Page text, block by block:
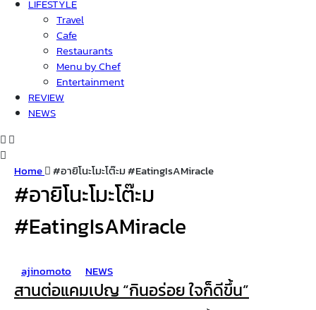
LIFESTYLE
Travel
Cafe
Restaurants
Menu by Chef
Entertainment
REVIEW
NEWS
Home #อายิโนะโมะโต๊ะม #EatingIsAMiracle
#อายิโนะโมะโต๊ะม
#EatingIsAMiracle
ajinomoto NEWS
สานต่อแคมเปญ “กินอร่อย ใจก็ดีขึ้น”